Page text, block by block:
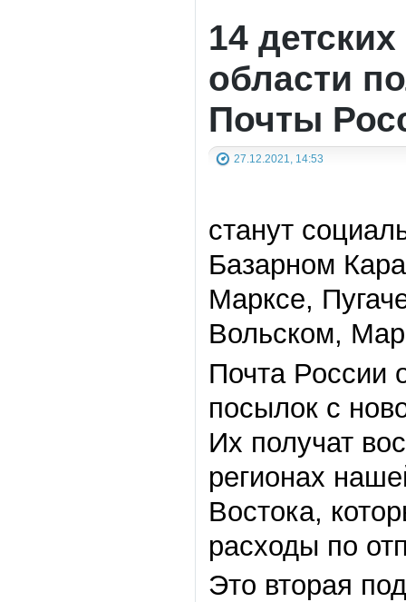
14
области
Почты
27.12.2021, 14:53
станут
Базарном
Марксе,
Вольском,
Почта России
посылок с
Их получат
регионах
Востока,
расходы по
Это вторая